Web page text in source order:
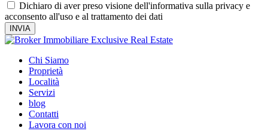
Dichiaro di aver preso visione dell'informativa sulla privacy e
acconsento all'uso e al trattamento dei dati
Chi Siamo
Proprietà
Località
Servizi
blog
Contatti
Lavora con noi